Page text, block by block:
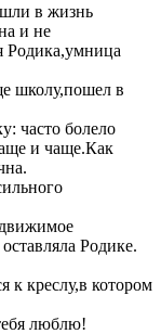
в жизнь
и не
Родика,умница
школу,пошел в
часто болело
и чаще.Как
Родике.
к креслу,в котором
люблю!